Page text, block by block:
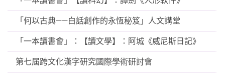
「何以古典——白話創作的永恆秘笈」人文講堂
「一本讀書會」：【讀文學】：阿城《威尼斯日記》
第七屆跨文化漢字研究國際學術研討會